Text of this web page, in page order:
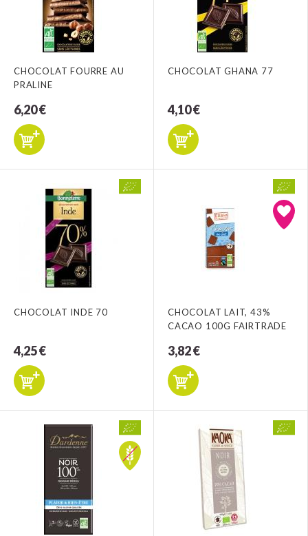
CHOCOLAT FOURRE AU
PRALINE
6,20 €
CHOCOLAT GHANA 77
4,10 €
CHOCOLAT INDE 70
4,25 €
CHOCOLAT LAIT, 43%
CACAO 100G FAIRTRADE
3,82 €